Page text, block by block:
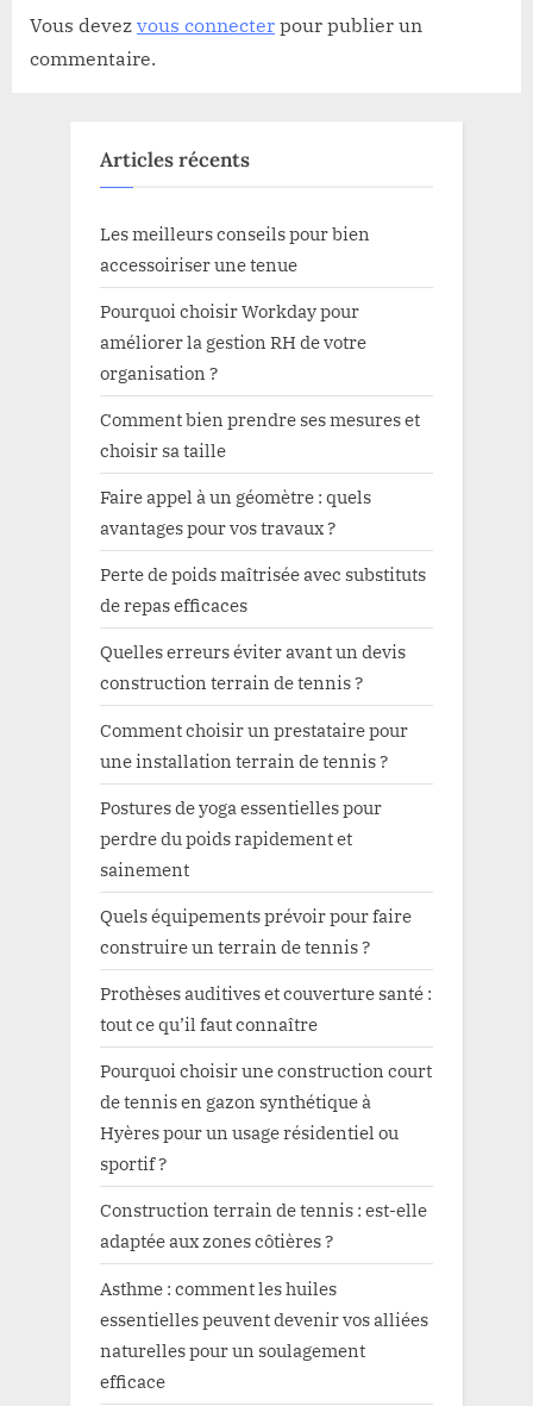
Vous devez vous connecter pour publier un
commentaire.
Articles récents
Les meilleurs conseils pour bien
accessoiriser une tenue
Pourquoi choisir Workday pour
améliorer la gestion RH de votre
organisation ?
Comment bien prendre ses mesures et
choisir sa taille
Faire appel à un géomètre : quels
avantages pour vos travaux ?
Perte de poids maîtrisée avec substituts
de repas efficaces
Quelles erreurs éviter avant un devis
construction terrain de tennis ?
Comment choisir un prestataire pour
une installation terrain de tennis ?
Postures de yoga essentielles pour
perdre du poids rapidement et
sainement
Quels équipements prévoir pour faire
construire un terrain de tennis ?
Prothèses auditives et couverture santé :
tout ce qu’il faut connaître
Pourquoi choisir une construction court
de tennis en gazon synthétique à
Hyères pour un usage résidentiel ou
sportif ?
Construction terrain de tennis : est-elle
adaptée aux zones côtières ?
Asthme : comment les huiles
essentielles peuvent devenir vos alliées
naturelles pour un soulagement
efficace